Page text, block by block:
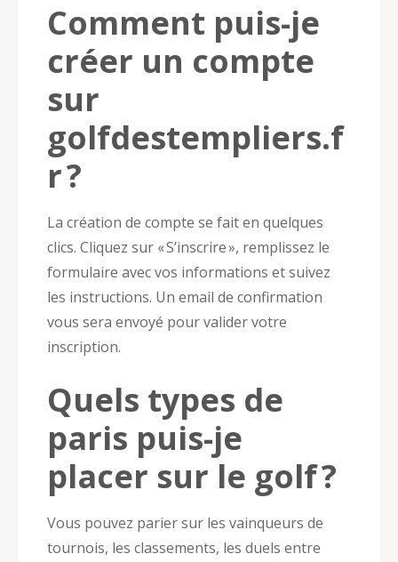
Comment puis-je
créer un compte
sur
golfdestempliers.f
r ?
La création de compte se fait en quelques
clics. Cliquez sur « S’inscrire », remplissez le
formulaire avec vos informations et suivez
les instructions. Un email de confirmation
vous sera envoyé pour valider votre
inscription.
Quels types de
paris puis-je
placer sur le golf ?
Vous pouvez parier sur les vainqueurs de
tournois, les classements, les duels entre